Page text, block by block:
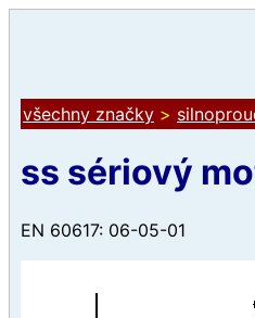
všechny značky >
ss sériový
EN 60617: 06-05-01